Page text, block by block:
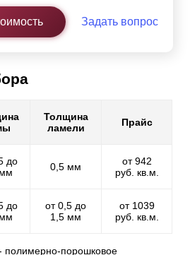
Задать вопрос
Толщина
ламели
Прайс
до
0,5 мм
от 942
руб. кв.м.
до
от 0,5 до
1,5 мм
от 1039
руб. кв.м.
порошковое